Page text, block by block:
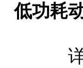
低功耗